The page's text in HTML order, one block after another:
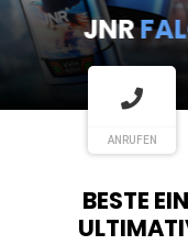
JNR
ANRUFEN
BESTE